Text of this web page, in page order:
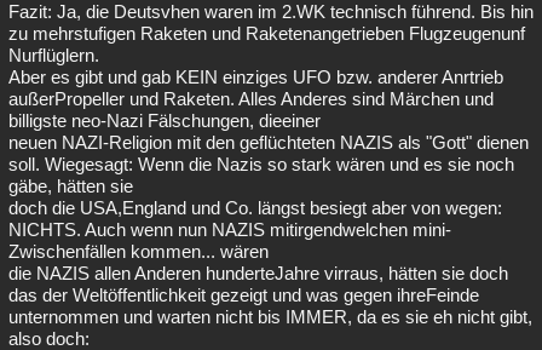
Fazit: Ja, die Deutsvhen waren im 2.WK technisch führend. Bis hin
zu mehrstufigen Raketen und Raketenangetrieben Flugzeugenunf
Nurflüglern.
Aber es gibt und gab KEIN einziges UFO bzw. anderer Anrtrieb
außerPropeller und Raketen. Alles Anderes sind Märchen und
billigste neo-Nazi Fälschungen, dieeiner
neuen NAZI-Religion mit den geflüchteten NAZIS als "Gott" dienen
soll. Wiegesagt: Wenn die Nazis so stark wären und es sie noch
gäbe, hätten sie
doch die USA,England und Co. längst besiegt aber von wegen:
NICHTS. Auch wenn nun NAZIS mitirgendwelchen mini-
Zwischenfällen kommen... wären
die NAZIS allen Anderen hunderteJahre virraus, hätten sie doch
das der Weltöffentlichkeit gezeigt und was gegen ihreFeinde
unternommen und warten nicht bis IMMER, da es sie eh nicht gibt,
also doch: